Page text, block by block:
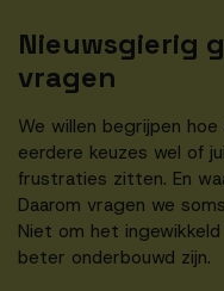
Nieuwsgierig
vragen
We willen begrijpen
eerdere keuzes wel of
frustraties zitten. En
Daarom vragen we
Niet om het
beter onderbouwd zijn.